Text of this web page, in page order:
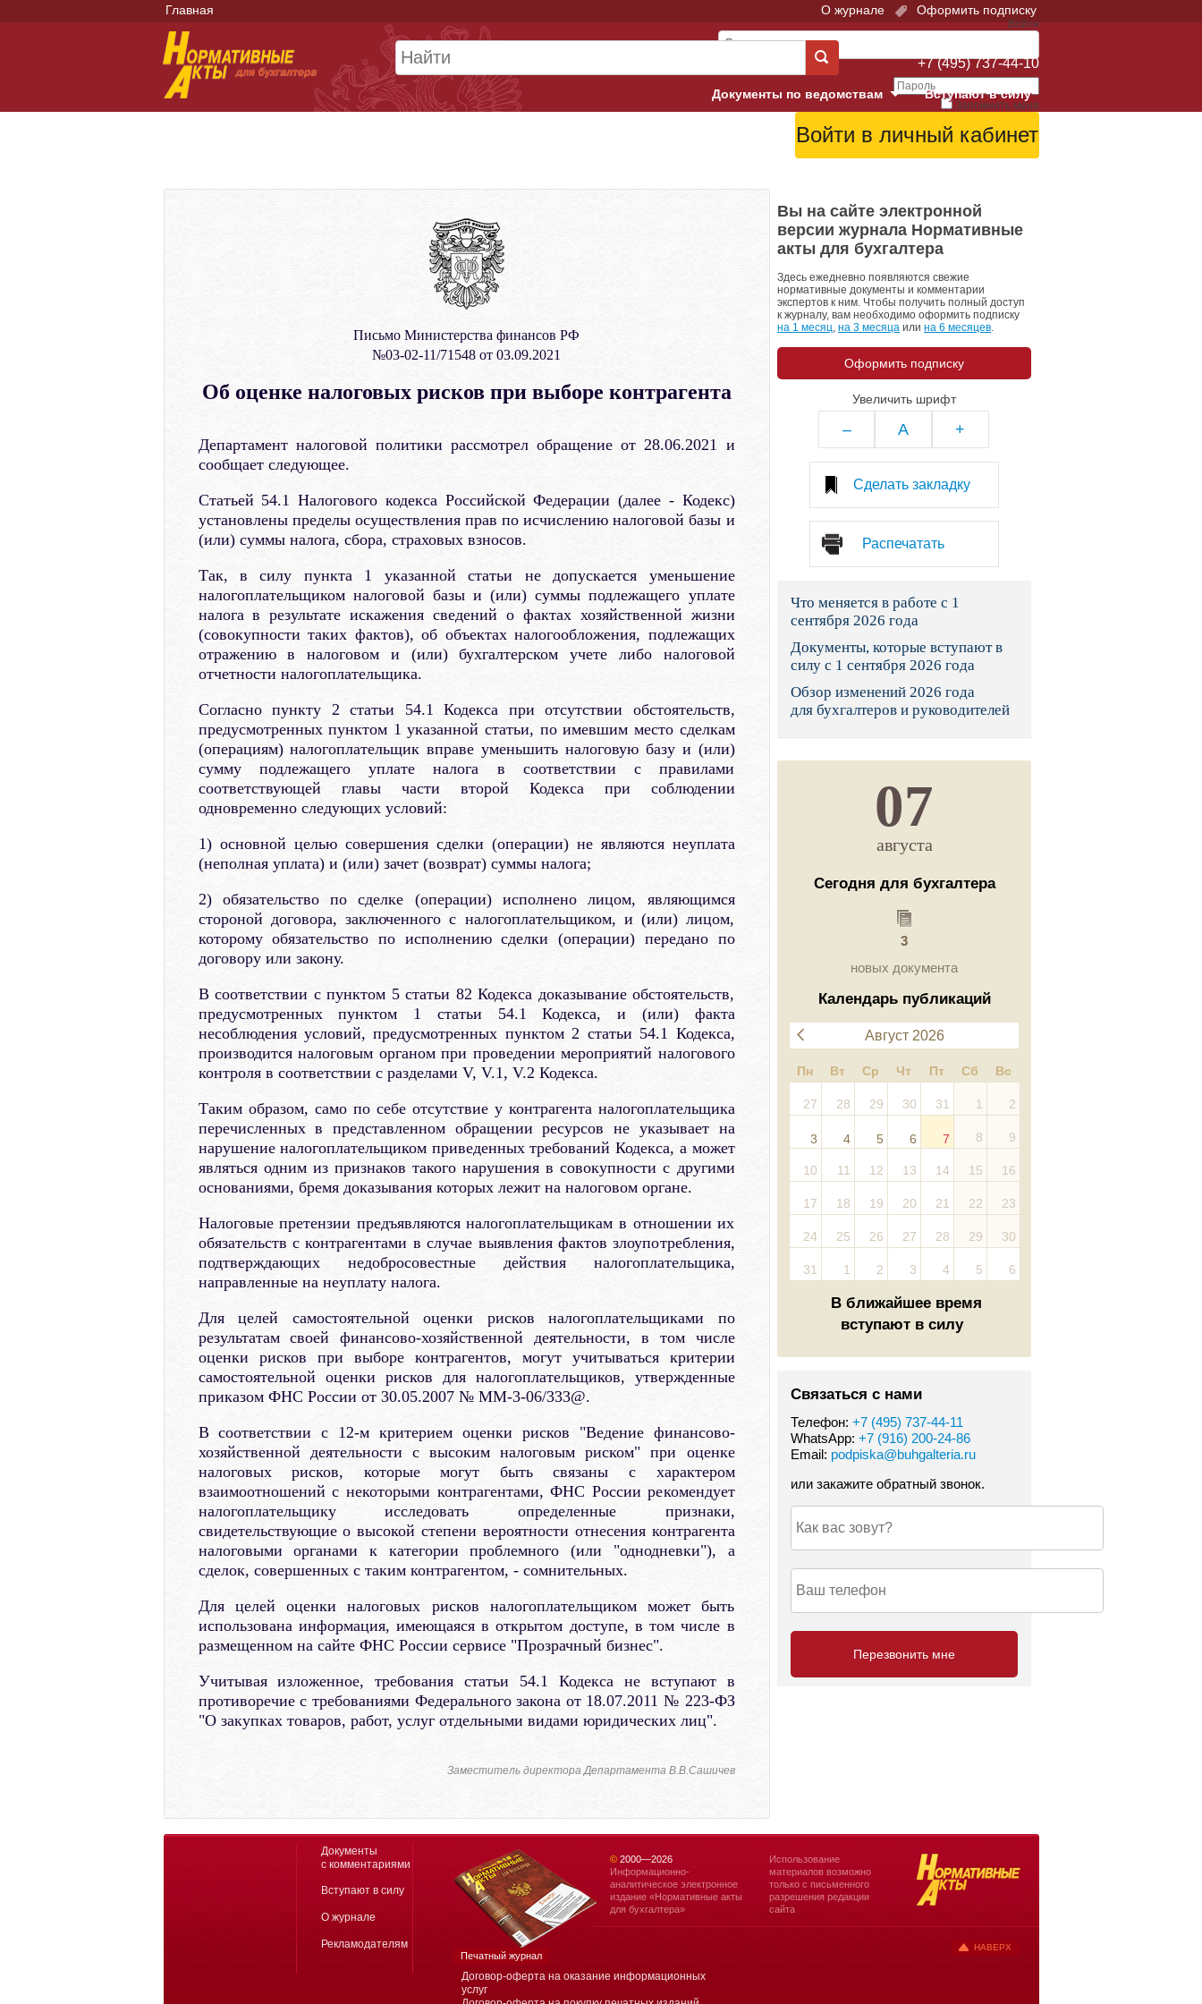
Главная О журнале Оформить подписку
Войти
Запомнить меня
+7 (495) 737-44-10
Вступают в силу
Документы по ведомствам
Арбитражные суды
Верховный Суд
Гострудинспекция в г. Москве
Конституционный Суд
Пенсионный фонд
Президент: законы и указы
Роструд
Социальный фонд России
Суд общей юрисдикции
Федеральная налоговая служба
Фонд социального страхования
Письмо Министерства финансов РФ
№03-02-11/71548 от 03.09.2021
Об оценке налоговых рисков при выборе контрагента
Департамент налоговой политики рассмотрел обращение от 28.06.2021 и
сообщает следующее.
Статьей 54.1 Налогового кодекса Российской Федерации (далее - Кодекс)
установлены пределы осуществления прав по исчислению налоговой базы и
(или) суммы налога, сбора, страховых взносов.
Так, в силу пункта 1 указанной статьи не допускается уменьшение
налогоплательщиком налоговой базы и (или) суммы подлежащего уплате
налога в результате искажения сведений о фактах хозяйственной жизни
(совокупности таких фактов), об объектах налогообложения, подлежащих
отражению в налоговом и (или) бухгалтерском учете либо налоговой
отчетности налогоплательщика.
Согласно пункту 2 статьи 54.1 Кодекса при отсутствии обстоятельств,
предусмотренных пунктом 1 указанной статьи, по имевшим место сделкам
(операциям) налогоплательщик вправе уменьшить налоговую базу и (или)
сумму подлежащего уплате налога в соответствии с правилами
соответствующей главы части второй Кодекса при соблюдении
одновременно следующих условий:
1) основной целью совершения сделки (операции) не являются неуплата
(неполная уплата) и (или) зачет (возврат) суммы налога;
2) обязательство по сделке (операции) исполнено лицом, являющимся
стороной договора, заключенного с налогоплательщиком, и (или) лицом,
которому обязательство по исполнению сделки (операции) передано по
договору или закону.
В соответствии с пунктом 5 статьи 82 Кодекса доказывание обстоятельств,
предусмотренных пунктом 1 статьи 54.1 Кодекса, и (или) факта
несоблюдения условий, предусмотренных пунктом 2 статьи 54.1 Кодекса,
производится налоговым органом при проведении мероприятий налогового
контроля в соответствии с разделами V, V.1, V.2 Кодекса.
Таким образом, само по себе отсутствие у контрагента налогоплательщика
перечисленных в представленном обращении ресурсов не указывает на
нарушение налогоплательщиком приведенных требований Кодекса, а может
являться одним из признаков такого нарушения в совокупности с другими
основаниями, бремя доказывания которых лежит на налоговом органе.
Налоговые претензии предъявляются налогоплательщикам в отношении их
обязательств с контрагентами в случае выявления фактов злоупотребления,
подтверждающих недобросовестные действия налогоплательщика,
направленные на неуплату налога.
Для целей самостоятельной оценки рисков налогоплательщиками по
результатам своей финансово-хозяйственной деятельности, в том числе
оценки рисков при выборе контрагентов, могут учитываться критерии
самостоятельной оценки рисков для налогоплательщиков, утвержденные
приказом ФНС России от 30.05.2007 № ММ-3-06/333@.
В соответствии с 12-м критерием оценки рисков "Ведение финансово-
хозяйственной деятельности с высоким налоговым риском" при оценке
налоговых рисков, которые могут быть связаны с характером
взаимоотношений с некоторыми контрагентами, ФНС России рекомендует
налогоплательщику исследовать определенные признаки,
свидетельствующие о высокой степени вероятности отнесения контрагента
налоговыми органами к категории проблемного (или "однодневки"), а
сделок, совершенных с таким контрагентом, - сомнительных.
Для целей оценки налоговых рисков налогоплательщиком может быть
использована информация, имеющаяся в открытом доступе, в том числе в
размещенном на сайте ФНС России сервисе "Прозрачный бизнес".
Учитывая изложенное, требования статьи 54.1 Кодекса не вступают в
противоречие с требованиями Федерального закона от 18.07.2011 № 223-ФЗ
"О закупках товаров, работ, услуг отдельными видами юридических лиц".
Заместитель директора Департамента В.В.Сашичев
Вы на сайте электронной
версии журнала Нормативные
акты для бухгалтера
Здесь ежедневно появляются свежие
нормативные документы и комментарии
экспертов к ним. Чтобы получить полный доступ
к журналу, вам необходимо оформить подписку
на 1 месяц, на 3 месяца или на 6 месяцев.
Оформить подписку
Увеличить шрифт
– A +
Сделать закладку
Распечатать
Что меняется в работе с 1
сентября 2026 года
Документы, которые вступают в
силу с 1 сентября 2026 года
Обзор изменений 2026 года
для бухгалтеров и руководителей
07
августа
Сегодня для бухгалтера
3
новых документа
Календарь публикаций
Август 2026
Пн Вт Ср Чт Пт Сб Вс
27 28 29 30 31 1 2
3 4 5 6 7 8 9
10 11 12 13 14 15 16
17 18 19 20 21 22 23
24 25 26 27 28 29 30
31 1 2 3 4 5 6
В ближайшее время
вступают в силу
Связаться с нами
Телефон: +7 (495) 737-44-11
WhatsApp: +7 (916) 200-24-86
Email: podpiska@buhgalteria.ru
или закажите обратный звонок.
Договор-оферта на оказание информационных
услуг
Документы
с комментариями
Вступают в силу
О журнале
Рекламодателям
Печатный журнал
©2000—2026
Информационно-
аналитическое электронное
издание «Нормативные акты
для бухгалтера»
Использование
материалов возможно
только с письменного
разрешения редакции
сайта
НАВЕРХ